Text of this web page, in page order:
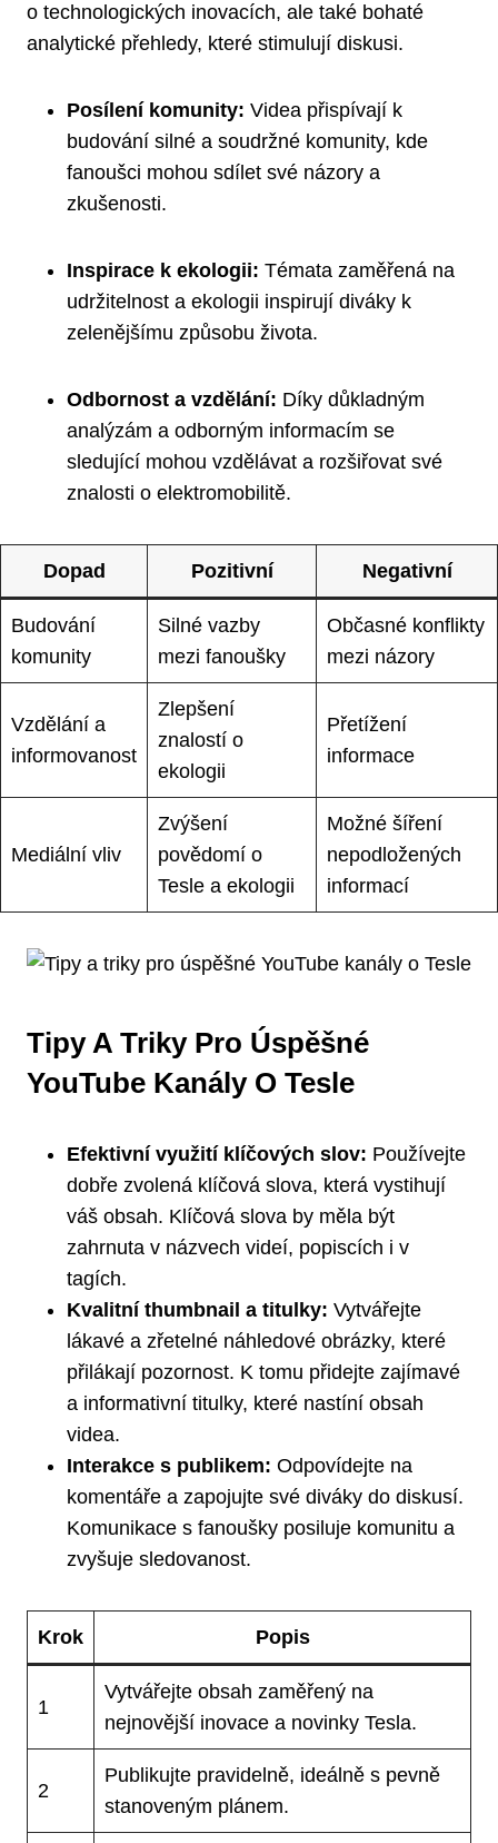
o technologických inovacích, ale také bohaté
analytické přehledy, které stimulují diskusi.
Posílení komunity: Videa přispívají k
budování silné a soudržné komunity, kde
fanoušci mohou sdílet své názory a
zkušenosti.
Inspirace k ekologii: Témata zaměřená na
udržitelnost a ekologii inspirují diváky k
zelenějšímu způsobu života.
Odbornost a vzdělání: Díky důkladným
analýzám a odborným informacím se
sledující mohou vzdělávat a rozšiřovat své
znalosti o elektromobilitě.
Dopad Pozitivní Negativní
Budování
komunity
Silné vazby
mezi fanoušky
Občasné konflikty
mezi názory
Vzdělání a
informovanost
Zlepšení
znalostí o
ekologii
Přetížení
informace
Mediální vliv
Zvýšení
povědomí o
Tesle a ekologii
Možné šíření
nepodložených
informací
Tipy A Triky Pro Úspěšné
YouTube Kanály O Tesle
Efektivní využití klíčových slov: Používejte
dobře zvolená klíčová slova, která vystihují
váš obsah. Klíčová slova by měla být
zahrnuta v názvech videí, popiscích i v
tagích.
Kvalitní thumbnail a titulky: Vytvářejte
lákavé a zřetelné náhledové obrázky, které
přilákají pozornost. K tomu přidejte zajímavé
a informativní titulky, které nastíní obsah
videa.
Interakce s publikem: Odpovídejte na
komentáře a zapojujte své diváky do diskusí.
Komunikace s fanoušky posiluje komunitu a
zvyšuje sledovanost.
Krok Popis
1
Vytvářejte obsah zaměřený na
nejnovější inovace a novinky Tesla.
2
Publikujte pravidelně, ideálně s pevně
stanoveným plánem.